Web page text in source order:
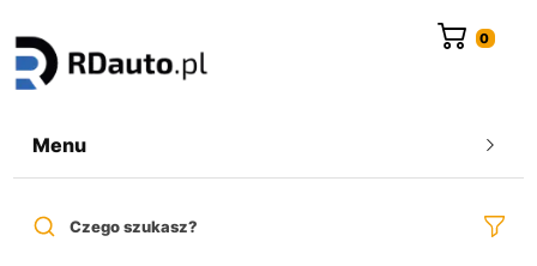
Menu
Czego szukasz?